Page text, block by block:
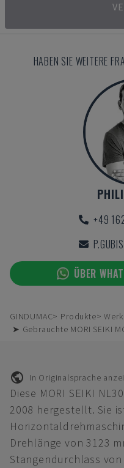
HABEN SIE WEITERE
+49
ÜBER
GINDUMAC Produkte
➤ Gebrauchte MORI SEIKI
In Originalsprache
Diese MORI SEIKI
2008 hergestellt. Sie
Drehlänge von 3123
Stangendurchlass